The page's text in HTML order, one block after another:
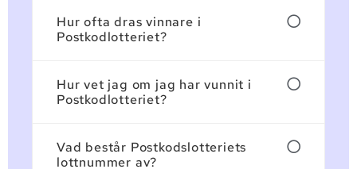
Hur ofta dras vinnare i
Postkodlotteriet?
Hur vet jag om jag har vunnit i
Postkodlotteriet?
Vad består Postkodslotteriets
lottnummer av?